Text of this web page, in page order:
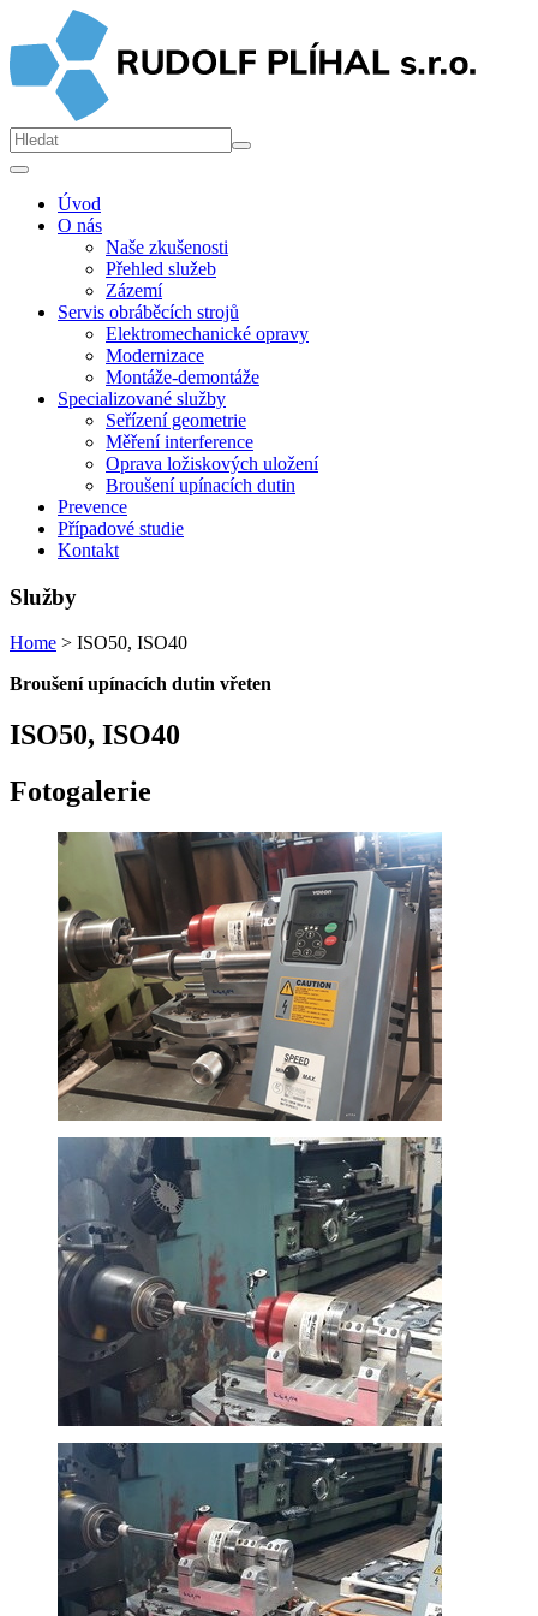
Úvod
O nás
Naše zkušenosti
Přehled služeb
Zázemí
Servis obráběcích strojů
Elektromechanické opravy
Modernizace
Montáže-demontáže
Specializované služby
Seřízení geometrie
Měření interference
Oprava ložiskových uložení
Broušení upínacích dutin
Prevence
Případové studie
Kontakt
Služby
Home > ISO50, ISO40
Broušení upínacích dutin vřeten
ISO50, ISO40
Fotogalerie